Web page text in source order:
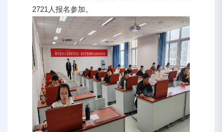
2721人报名参加。